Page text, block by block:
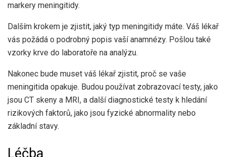
markery meningitidy.
Dalším krokem je zjistit, jaký typ meningitidy máte. Váš lékař
vás požádá o podrobný popis vaší anamnézy. Pošlou také
vzorky krve do laboratoře na analýzu.
Nakonec bude muset váš lékař zjistit, proč se vaše
meningitida opakuje. Budou používat zobrazovací testy, jako
jsou CT skeny a MRI, a další diagnostické testy k hledání
rizikových faktorů, jako jsou fyzické abnormality nebo
základní stavy.
Léčba